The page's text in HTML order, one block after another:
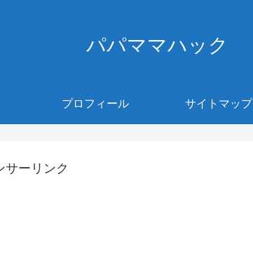
パパママハック
プロフィール サイトマップ
サーリンク